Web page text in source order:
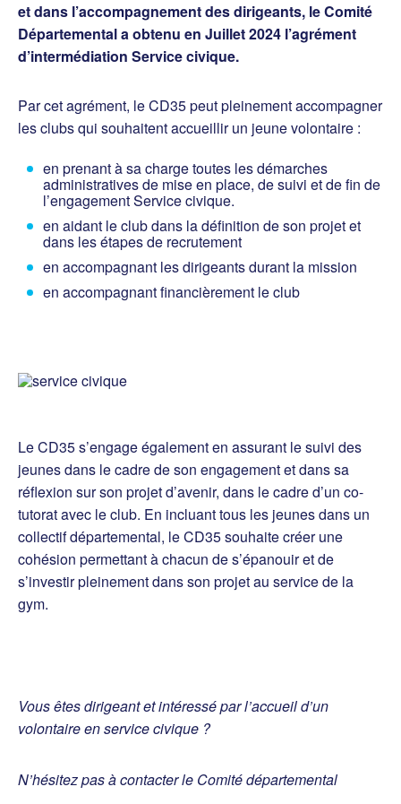
et dans l’accompagnement des dirigeants, le Comité
Départemental a obtenu en Juillet 2024 l’agrément
d’intermédiation Service civique.
Par cet agrément, le CD35 peut pleinement accompagner
les clubs qui souhaitent accueillir un jeune volontaire :
en prenant à sa charge toutes les démarches
administratives de mise en place, de suivi et de fin de
l’engagement Service civique.
en aidant le club dans la définition de son projet et
dans les étapes de recrutement
en accompagnant les dirigeants durant la mission
en accompagnant financièrement le club
Le CD35 s’engage également en assurant le suivi des
jeunes dans le cadre de son engagement et dans sa
réflexion sur son projet d’avenir, dans le cadre d’un co-
tutorat avec le club. En incluant tous les jeunes dans un
collectif départemental, le CD35 souhaite créer une
cohésion permettant à chacun de s’épanouir et de
s’investir pleinement dans son projet au service de la
gym.
Vous êtes dirigeant et intéressé par l’accueil d’un
volontaire en service civique ?
N’hésitez pas à contacter le Comité départemental